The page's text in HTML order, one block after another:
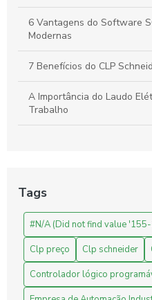
6 Vantagens do Software
Modernas
7 Benefícios do CLP
A Importância do Laudo
Trabalho
Sua Empresa
Automação Industrial:
da Sua Empresa
Avaliação de Projetos de
Resultados com Análises
Tags
#N/A (Did not find value
Clp preço
Clp schneider
Controlador lógico